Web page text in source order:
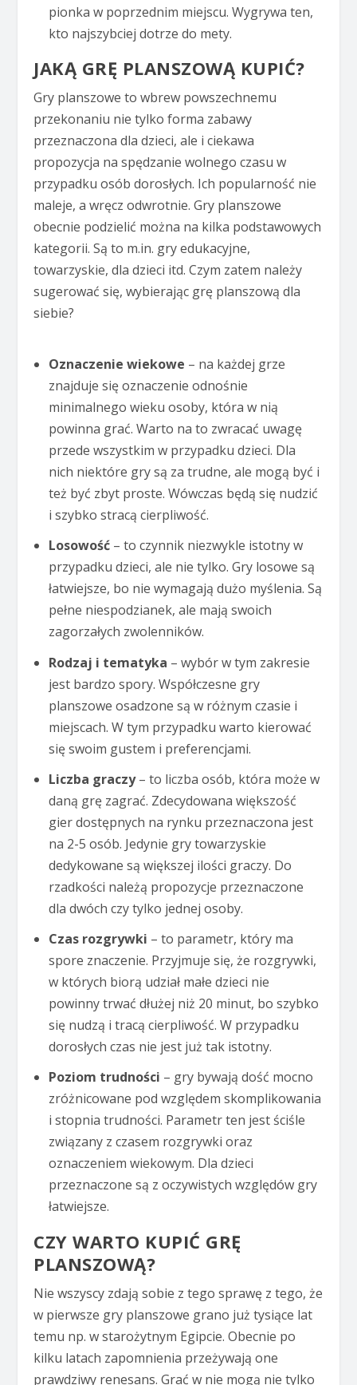
pionka w poprzednim miejscu. Wygrywa ten,
kto najszybciej dotrze do mety.
JAKĄ GRĘ PLANSZOWĄ KUPIĆ?
Gry planszowe to wbrew powszechnemu
przekonaniu nie tylko forma zabawy
przeznaczona dla dzieci, ale i ciekawa
propozycja na spędzanie wolnego czasu w
przypadku osób dorosłych. Ich popularność nie
maleje, a wręcz odwrotnie. Gry planszowe
obecnie podzielić można na kilka podstawowych
kategorii. Są to m.in. gry edukacyjne,
towarzyskie, dla dzieci itd. Czym zatem należy
sugerować się, wybierając grę planszową dla
siebie?
Oznaczenie wiekowe – na każdej grze
znajduje się oznaczenie odnośnie
minimalnego wieku osoby, która w nią
powinna grać. Warto na to zwracać uwagę
przede wszystkim w przypadku dzieci. Dla
nich niektóre gry są za trudne, ale mogą być i
też być zbyt proste. Wówczas będą się nudzić
i szybko stracą cierpliwość.
Losowość– to czynnik niezwykle istotny w
przypadku dzieci, ale nie tylko. Gry losowe są
łatwiejsze, bo nie wymagają dużo myślenia. Są
pełne niespodzianek, ale mają swoich
zagorzałych zwolenników.
Rodzaj i tematyka – wybór w tym zakresie
jest bardzo spory. Współczesne gry
planszowe osadzone są w różnym czasie i
miejscach. W tym przypadku warto kierować
się swoim gustem i preferencjami.
Liczba graczy– to liczba osób, która może w
daną grę zagrać. Zdecydowana większość
gier dostępnych na rynku przeznaczona jest
na 2-5 osób. Jedynie gry towarzyskie
dedykowane są większej ilości graczy. Do
rzadkości należą propozycje przeznaczone
dla dwóch czy tylko jednej osoby.
Czas rozgrywki – to parametr, który ma
spore znaczenie. Przyjmuje się, że rozgrywki,
w których biorą udział małe dzieci nie
powinny trwać dłużej niż 20 minut, bo szybko
się nudzą i tracą cierpliwość. W przypadku
dorosłych czas nie jest już tak istotny.
Poziom trudności – gry bywają dość mocno
zróżnicowane pod względem skomplikowania
i stopnia trudności. Parametr ten jest ściśle
związany z czasem rozgrywki oraz
oznaczeniem wiekowym. Dla dzieci
przeznaczone są z oczywistych względów gry
łatwiejsze.
CZY WARTO KUPIĆ GRĘ
PLANSZOWĄ?
Nie wszyscy zdają sobie z tego sprawę z tego, że
w pierwsze gry planszowe grano już tysiące lat
temu np. w starożytnym Egipcie. Obecnie po
kilku latach zapomnienia przeżywają one
prawdziwy renesans. Grać w nie mogą nie tylko